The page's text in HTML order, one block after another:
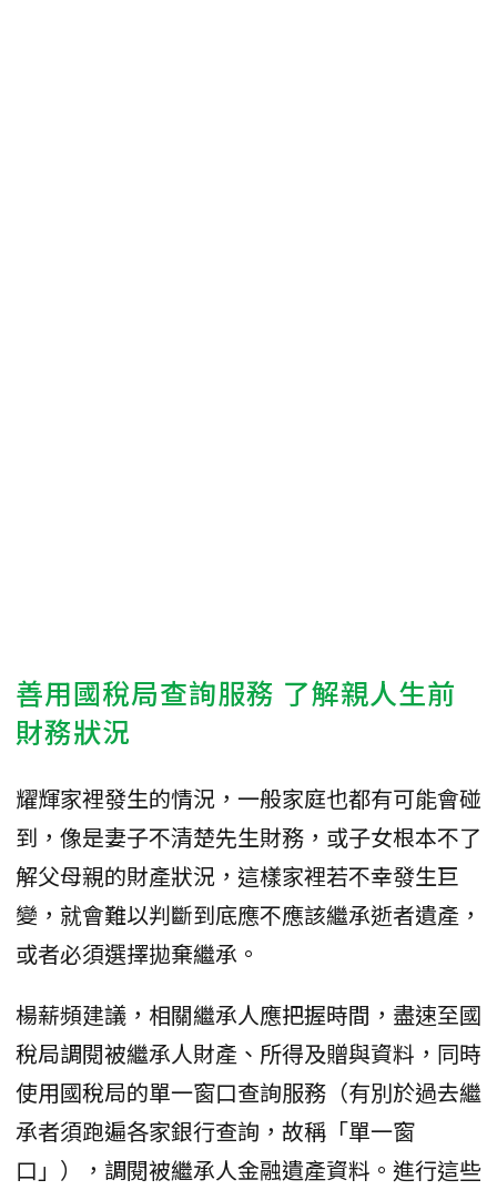
善用國稅局查詢服務 了解親人生前
財務狀況
耀輝家裡發生的情況，一般家庭也都有可能會碰
到，像是妻子不清楚先生財務，或子女根本不了
解父母親的財產狀況，這樣家裡若不幸發生巨
變，就會難以判斷到底應不應該繼承逝者遺產，
或者必須選擇拋棄繼承。
楊薪頻建議，相關繼承人應把握時間，盡速至國
稅局調閱被繼承人財產、所得及贈與資料，同時
使用國稅局的單一窗口查詢服務（有別於過去繼
承者須跑遍各家銀行查詢，故稱「單一窗
口」），調閱被繼承人金融遺產資料。進行這些